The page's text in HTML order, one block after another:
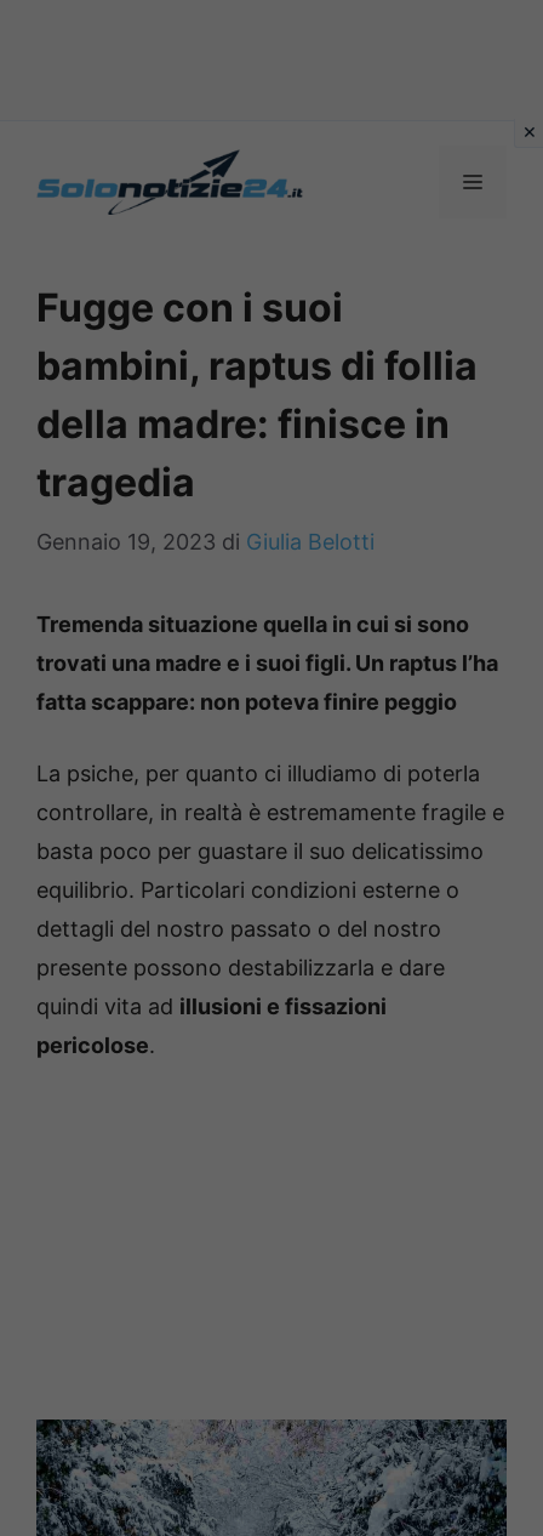
MENU
Fugge con i suoi
bambini, raptus di follia
della madre: finisce in
tragedia
Gennaio 19, 2023 di Giulia Belotti
Tremenda situazione quella in cui si sono
trovati una madre e i suoi figli. Un raptus l’ha
fatta scappare: non poteva finire peggio
La psiche, per quanto ci illudiamo di poterla
controllare, in realtà è estremamente fragile e
basta poco per guastare il suo delicatissimo
equilibrio. Particolari condizioni esterne o
dettagli del nostro passato o del nostro
presente possono destabilizzarla e dare
quindi vita ad illusioni e fissazioni
pericolose.